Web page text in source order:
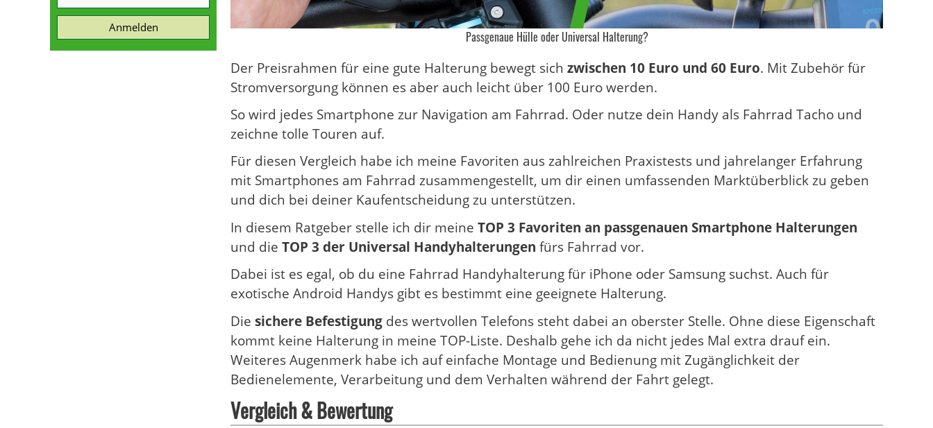
Passgenaue Hülle oder Universal Halterung?
Der Preisrahmen für eine gute Halterung bewegt sich zwischen 10 Euro und 60 Euro. Mit Zubehör für
Stromversorgung können es aber auch leicht über 100 Euro werden.
So wird jedes Smartphone zur Navigation am Fahrrad. Oder nutze dein Handy als Fahrrad Tacho und
zeichne tolle Touren auf.
Für diesen Vergleich habe ich meine Favoriten aus zahlreichen Praxistests und jahrelanger Erfahrung
mit Smartphones am Fahrrad zusammengestellt, um dir einen umfassenden Marktüberblick zu geben
und dich bei deiner Kaufentscheidung zu unterstützen.
In diesem Ratgeber stelle ich dir meine TOP 3 Favoriten an passgenauen Smartphone Halterungen
und die TOP 3 der Universal Handyhalterungen fürs Fahrrad vor.
Dabei ist es egal, ob du eine Fahrrad Handyhalterung für iPhone oder Samsung suchst. Auch für
exotische Android Handys gibt es bestimmt eine geeignete Halterung.
Die sichere Befestigung des wertvollen Telefons steht dabei an oberster Stelle. Ohne diese Eigenschaft
kommt keine Halterung in meine TOP-Liste. Deshalb gehe ich da nicht jedes Mal extra drauf ein.
Weiteres Augenmerk habe ich auf einfache Montage und Bedienung mit Zugänglichkeit der
Bedienelemente, Verarbeitung und dem Verhalten während der Fahrt gelegt.
Vergleich & Bewertung
Anmelden